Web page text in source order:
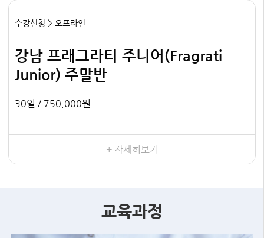
수강신청 > 오프라인
강남 프래그라티 주니어(Fragrati
Junior) 주말반
30일 / 750,000원
+ 자세히보기
교육과정